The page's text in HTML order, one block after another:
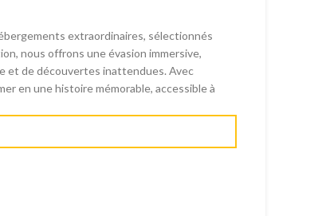
extraordinaires, sélectionnés
nous offrons une évasion immersive,
et de découvertes inattendues. Avec
en une histoire mémorable, accessible à